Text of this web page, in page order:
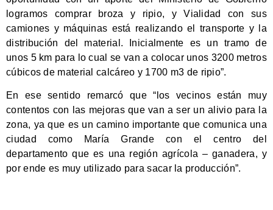
logramos comprar broza y ripio, y Vialidad con sus
camiones y máquinas está realizando el transporte y la
distribución del material. Inicialmente es un tramo de
unos 5 km para lo cual se van a colocar unos 3200 metros
cúbicos de material calcáreo y 1700 m3 de ripio”.
En ese sentido remarcó que “los vecinos están muy
contentos con las mejoras que van a ser un alivio para la
zona, ya que es un camino importante que comunica una
ciudad como María Grande con el centro del
departamento que es una región agrícola – ganadera, y
por ende es muy utilizado para sacar la producción”.